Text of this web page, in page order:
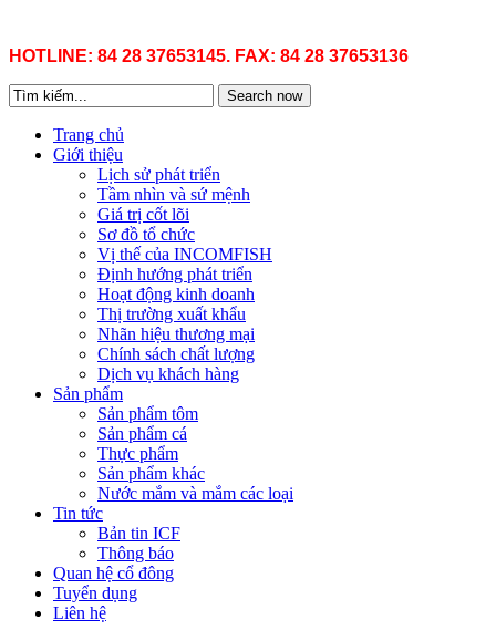
HOTLINE: 84 28 37653145. FAX: 84 28 37653136
Search now
Trang chủ
Giới thiệu
Lịch sử phát triển
Tầm nhìn và sứ mệnh
Giá trị cốt lõi
Sơ đồ tổ chức
Vị thế của INCOMFISH
Định hướng phát triển
Hoạt động kinh doanh
Thị trường xuất khẩu
Nhãn hiệu thương mại
Chính sách chất lượng
Dịch vụ khách hàng
Sản phẩm
Sản phẩm tôm
Sản phẩm cá
Thực phẩm
Sản phẩm khác
Nước mắm và mắm các loại
Tin tức
Bản tin ICF
Thông báo
Quan hệ cổ đông
Tuyển dụng
Liên hệ